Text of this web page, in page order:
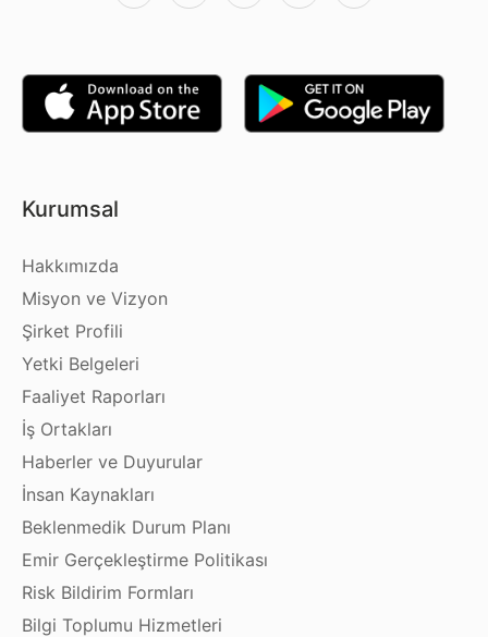
Kurumsal
Hakkımızda
Misyon ve Vizyon
Şirket Profili
Yetki Belgeleri
Faaliyet Raporları
İş Ortakları
Haberler ve Duyurular
İnsan Kaynakları
Beklenmedik Durum Planı
Emir Gerçekleştirme Politikası
Risk Bildirim Formları
Bilgi Toplumu Hizmetleri